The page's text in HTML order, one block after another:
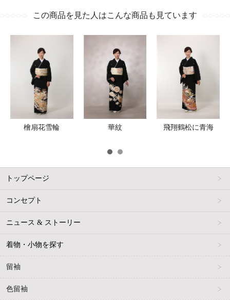
この商品を見た人はこんな商品も見ています
檜扇花雪輪 華紋 飛翔鶴松に青海
トップページ
コンセプト
ニュース & ストーリー
着物・小物を探す
留袖
色留袖